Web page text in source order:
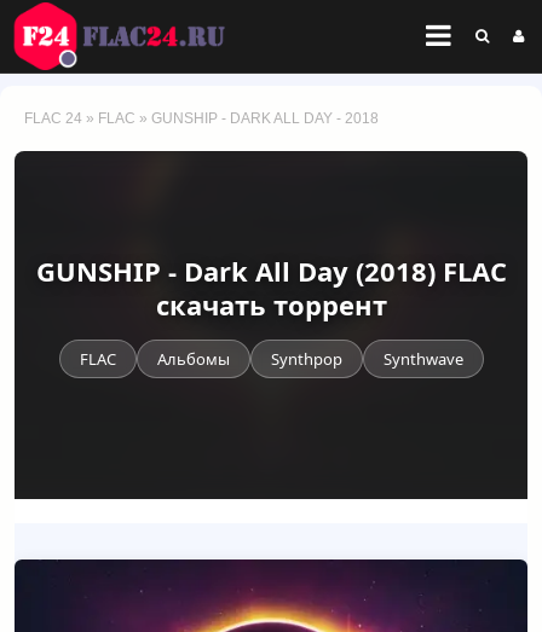
FLAC 24 » FLAC » GUNSHIP - DARK ALL DAY - 2018
GUNSHIP - Dark All Day (2018) FLAC
скачать торрент
FLAC Альбомы Synthpop Synthwave